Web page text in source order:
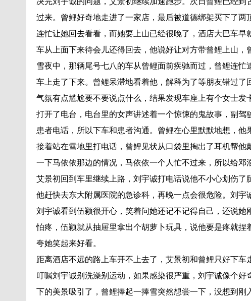
过来。曾鲤好奇地走进了一家店，最后被道德绑架买下了
连忙让她回去看看，而她要上山已经很晚了，酒店大巴车
车从上面下来待会儿还得回去，他说好让对方带曾鲤上山，
雪夜中，那辆尾号七八的车从曾鲤面前疾驰而过，曾鲤连
车上走了下来。曾鲤呆滞地看着他，解释为了等朋友错过
气氛有点尴尬要不要说点什么，结果发现车座上有个女士
打开了电台，电台里的女声讲述着一个惊悚的鬼故事，副
患者电话，所以下车和患者沟通。曾鲤在心里默默地想，
接着站在雪地里打电话，曾鲤见状从口袋里掏出了耳机帮
一下马依依那边的情况，马依依一个人忙不过来，所以给邓
艾景初回到车里继续上路，刘宇诚打电话说他不小心划伤
他赶快去东大附属医院的急诊科，再晚一点会很危险。刘宇
刘宇诚看到伍颖很开心，笑着问她还记不记得自己，还说
怕疼，伍颖就从抽屉里拿出个胡萝卜玩具，说他要是疼就
夸她笑起来好看。
距离酒店不远的路上车开不上去了，艾景初和曾鲤只好下
叮嘱刘宇诚别洗澡别运动，如果感染很严重，刘宇诚像个
下的美景吸引了，曾鲤捧起一捧雪突然想尝一下，没想到